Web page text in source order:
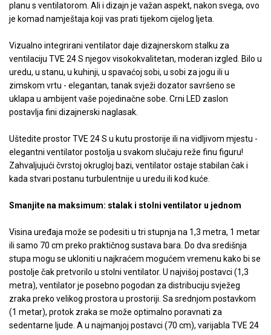
planu s ventilatorom. Ali i dizajn je važan aspekt, nakon svega, ovo
je komad namještaja koji vas prati tijekom cijelog ljeta.
Vizualno integrirani ventilator daje dizajnerskom stalku za
ventilaciju TVE 24 S njegov visokokvalitetan, moderan izgled. Bilo u
uredu, u stanu, u kuhinji, u spavaćoj sobi, u sobi za jogu ili u
zimskom vrtu - elegantan, tanak svježi dozator savršeno se
uklapa u ambijent vaše pojedinačne sobe. Crni LED zaslon
postavlja fini dizajnerski naglasak.
Uštedite prostor TVE 24 S u kutu prostorije ili na vidljivom mjestu -
elegantni ventilator postolja u svakom slučaju reže finu figuru!
Zahvaljujući čvrstoj okrugloj bazi, ventilator ostaje stabilan čak i
kada stvari postanu turbulentnije u uredu ili kod kuće.
Smanjite na maksimum: stalak i stolni ventilator u jednom
Visina uređaja može se podesiti u tri stupnja na 1,3 metra, 1 metar
ili samo 70 cm preko praktičnog sustava bara. Do dva središnja
stupa mogu se ukloniti u najkraćem mogućem vremenu kako bi se
postolje čak pretvorilo u stolni ventilator. U najvišoj postavci (1,3
metra), ventilator je posebno pogodan za distribuciju svježeg
zraka preko velikog prostora u prostoriji. Sa srednjom postavkom
(1 metar), protok zraka se može optimalno poravnati za
sedentarne ljude. A u najmanjoj postavci (70 cm), varijabla TVE 24